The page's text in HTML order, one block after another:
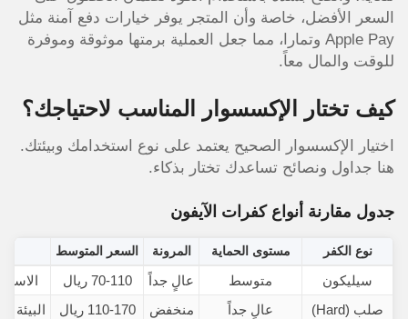
السعر الأفضل، خاصة وأن المتجر يوفر خيارات دفع آمنة مثل
Apple Pay وتمارا، مما جعل العملية برمتها موثوقة وموفرة
للوقت والمال معاً.
كيف تختار الإكسسوار المناسب لاحتياجك؟
اختيار الإكسسوار الصحيح يعتمد على نوع استخدامك وبيئتك.
هنا جداول ونصائح تساعدك تختار بذكاء.
جدول مقارنة أنواع كفرات الآيفون
نوع الكفر مستوى الحماية المرونة السعر المتوسط
سيليكون متوسط عالٍ جداً 70-110 ريال
صلب (Hard)
عالٍ جداً منخفض 110-170 ريال
البيئة